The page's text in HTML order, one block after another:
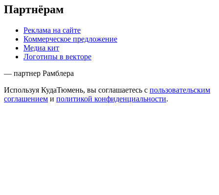
Партнёрам
Реклама на сайте
Коммерческое предложение
Медиа кит
Логотипы в векторе
— партнер Рамблера
Используя КудаТюмень, вы соглашаетесь с пользовательским
соглашением и политикой конфиденциальности.